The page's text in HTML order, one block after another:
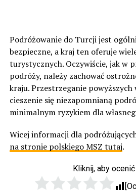
Podróżowanie do Turcji jest
bezpieczne, a kraj ten oferuje
turystycznych. Oczywiście, jak w
podróży, należy zachować
kraju. Przestrzeganie powyższych
cieszenie się niezapomnianą
minimalnym ryzykiem dla
Wicej informacji dla
na stronie polskiego MSZ tutaj.
Kliknij, aby